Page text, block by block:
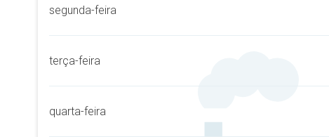
segunda-feira
terça-feira
quarta-feira